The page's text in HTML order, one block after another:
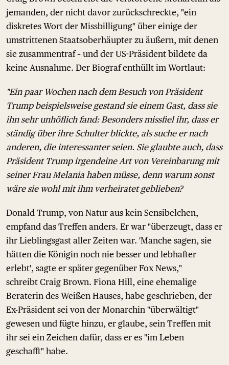
jemanden, der nicht davor zurückschreckte, "ein
diskretes Wort der Missbilligung" über einige der
umstrittenen Staatsoberhäupter zu äußern, mit denen
sie zusammentraf – und der US-Präsident bildete da
keine Ausnahme. Der Biograf enthüllt im Wortlaut:
"Ein paar Wochen nach dem Besuch von Präsident
Trump beispielsweise gestand sie einem Gast, dass sie
ihn sehr unhöflich fand: Besonders missfiel ihr, dass er
ständig über ihre Schulter blickte, als suche er nach
anderen, die interessanter seien. Sie glaubte auch, dass
Präsident Trump irgendeine Art von Vereinbarung mit
seiner Frau Melania haben müsse, denn warum sonst
wäre sie wohl mit ihm verheiratet geblieben?
Donald Trump, von Natur aus kein Sensibelchen,
empfand das Treffen anders. Er war "überzeugt, dass er
ihr Lieblingsgast aller Zeiten war. 'Manche sagen, sie
hätten die Königin noch nie besser und lebhafter
erlebt', sagte er später gegenüber Fox News,"
schreibt Craig Brown. Fiona Hill, eine ehemalige
Beraterin des Weißen Hauses, habe geschrieben, der
Ex-Präsident sei von der Monarchin "überwältigt"
gewesen und fügte hinzu, er glaube, sein Treffen mit
ihr sei ein Zeichen dafür, dass er es "im Leben
geschafft" habe.